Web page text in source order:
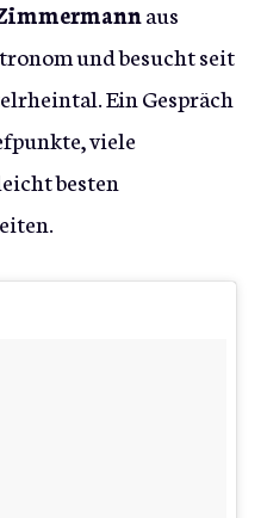
aus
und besucht seit
Ein Gespräch
viele
besten